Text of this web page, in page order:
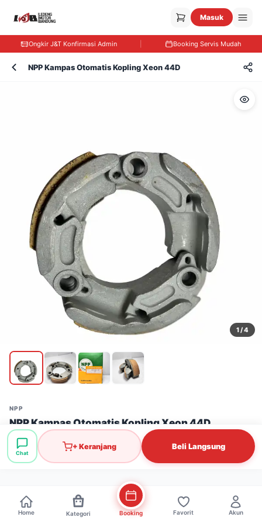
Masuk
Ongkir J&T Konfirmasi Admin Booking Servis Mudah
NPP Kampas Otomatis Kopling Xeon 44D
1/ 4
NPP
NPP Kampas Otomatis Kopling Xeon 44D
Stok: 11 pcs
Rp160.000
Chat
+ Keranjang Beli Langsung
Home Kategori Booking Favorit Akun